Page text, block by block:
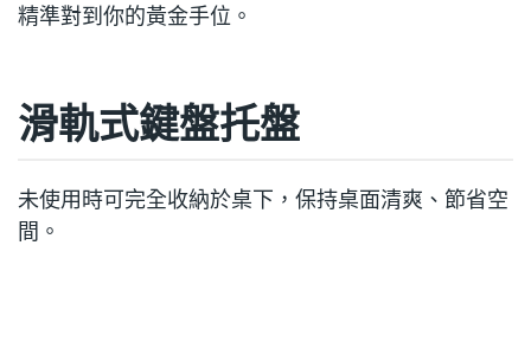
精準對到你的黃金手位。
滑軌式鍵盤托盤
未使用時可完全收納於桌下，保持桌面清爽、節省空
間。